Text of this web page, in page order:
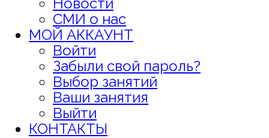
СМИ о нас
МОЙ АККАУНТ
Войти
Забыли свой пароль?
Выбор занятий
Ваши занятия
Выйти
КОНТАКТЫ